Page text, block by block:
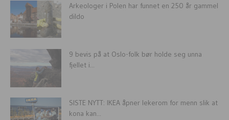
Arkeologer i Polen har funnet en 250 år gammel
dildo
9 bevis på at Oslo-folk bør holde seg unna
fjellet i...
SISTE NYTT: IKEA åpner lekerom for menn slik at
kona kan...